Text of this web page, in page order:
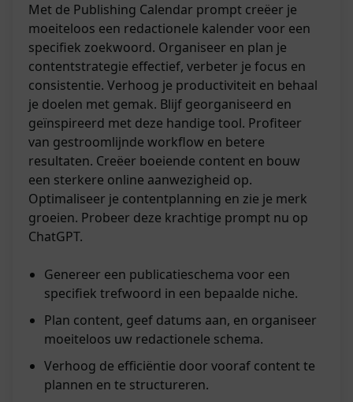
Met de Publishing Calendar prompt creëer je
moeiteloos een redactionele kalender voor een
specifiek zoekwoord. Organiseer en plan je
contentstrategie effectief, verbeter je focus en
consistentie. Verhoog je productiviteit en behaal
je doelen met gemak. Blijf georganiseerd en
geïnspireerd met deze handige tool. Profiteer
van gestroomlijnde workflow en betere
resultaten. Creëer boeiende content en bouw
een sterkere online aanwezigheid op.
Optimaliseer je contentplanning en zie je merk
groeien. Probeer deze krachtige prompt nu op
ChatGPT.
Genereer een publicatieschema voor een
specifiek trefwoord in een bepaalde niche.
Plan content, geef datums aan, en organiseer
moeiteloos uw redactionele schema.
Verhoog de efficiëntie door vooraf content te
plannen en te structureren.